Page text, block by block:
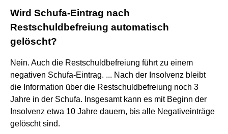
Wird Schufa-Eintrag nach
Restschuldbefreiung automatisch
gelöscht?
Nein. Auch die Restschuldbefreiung führt zu einem
negativen Schufa-Eintrag. ... Nach der Insolvenz bleibt
die Information über die Restschuldbefreiung noch 3
Jahre in der Schufa. Insgesamt kann es mit Beginn der
Insolvenz etwa 10 Jahre dauern, bis alle Negativeinträge
gelöscht sind.